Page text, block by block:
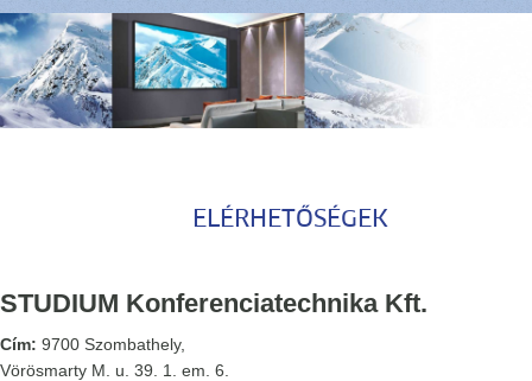
ELÉRHETŐSÉGEK
STUDIUM Konferenciatechnika Kft.
Cím: 9700 Szombathely,
Vörösmarty M. u. 39. 1. em. 6.